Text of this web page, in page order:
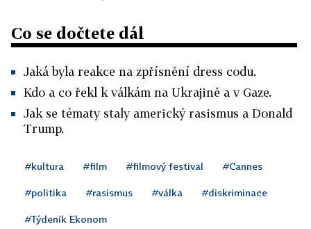
Co se dočtete dál
Jaká byla reakce na zpřísnění dress codu.
Kdo a co řekl k válkám na Ukrajině a v Gaze.
Jak se tématy staly americký rasismus a Donald
Trump.
#kultura #film #filmový festival #Cannes
#politika #rasismus #válka #diskriminace
#Týdeník Ekonom